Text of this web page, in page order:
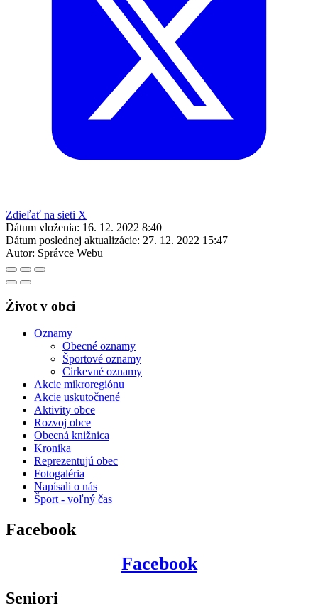
Zdieľať na sieti X
Dátum vloženia: 16. 12. 2022 8:40
Dátum poslednej aktualizácie: 27. 12. 2022 15:47
Autor: Správce Webu
Život v obci
Oznamy
Obecné oznamy
Športové oznamy
Cirkevné oznamy
Akcie mikroregiónu
Akcie uskutočnené
Aktivity obce
Rozvoj obce
Obecná knižnica
Kronika
Reprezentujú obec
Fotogaléria
Napísali o nás
Šport - voľný čas
Facebook
Facebook
Seniori